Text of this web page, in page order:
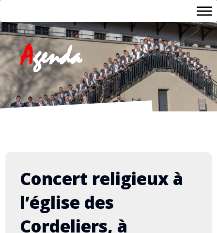
Agenda
Concert religieux à
l’église des
Cordeliers, à